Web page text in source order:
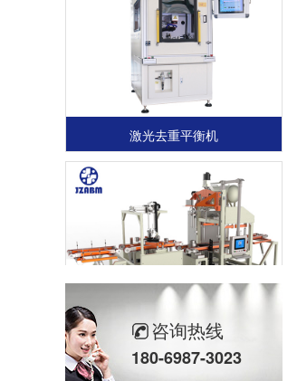
激光去重平衡机
全自动轮胎动平衡机
咨询热线
180-6987-3023